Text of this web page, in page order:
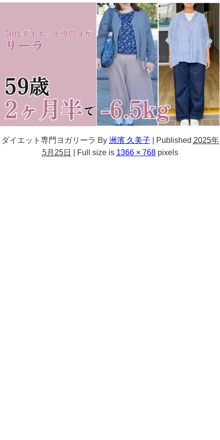
ダイエット専門ヨガリーラ By 洲濱 久美子 Published 2025年
5月25日
Full size is 1366 × 768pixels